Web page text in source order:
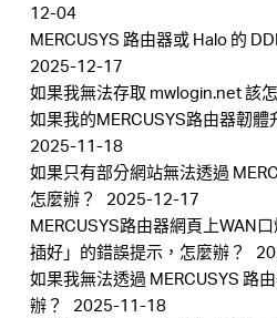
12-04
MERCUSYS 路由器或 Halo 的
2025-12-17
如果我無法存取 mwlogin.net 該
如果我的MERCUSYS路由器韌體
2025-11-18
如果只有部分網站無法透過
怎麼辦？
2025-12-17
MERCUSYS路由器網頁上WAN
插好」的錯誤提示，怎麼辦？
如果我無法透過 MERCUSYS 路
辦？
2025-11-18